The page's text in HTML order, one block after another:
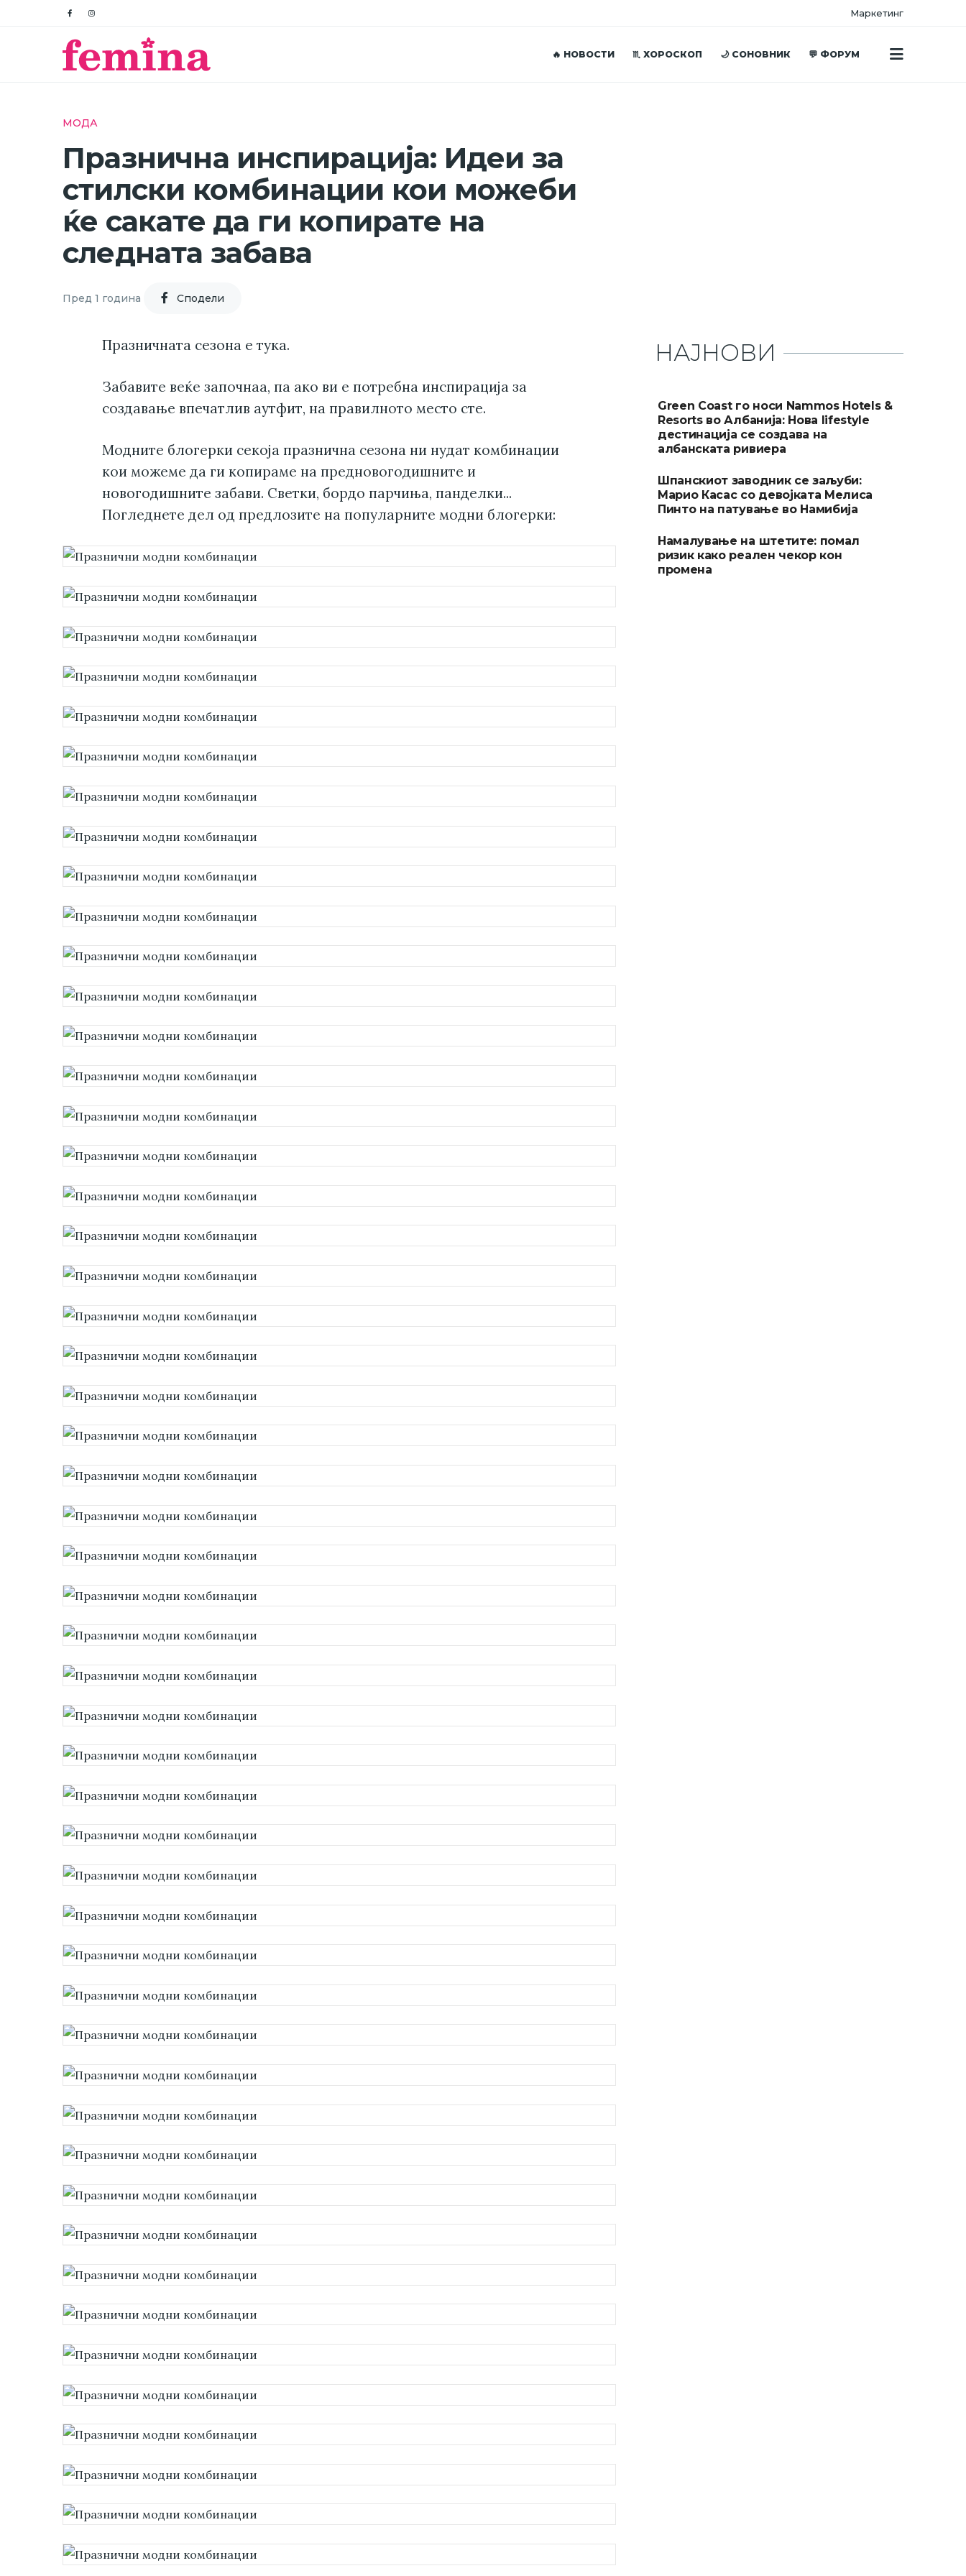
Маркетинг
🔥 НОВОСТИ ♏ ХОРОСКОП 🌙 СОНОВНИК 💬 ФОРУМ
МОДА
Празнична инспирација: Идеи за
стилски комбинации кои можеби
ќе сакате да ги копирате на
следната забава
Пред 1 година Cподели
Празничната сезона е тука.
Забавите веќе започнаа, па ако ви е потребна инспирација за
создавање впечатлив аутфит, на правилното место сте.
Модните блогерки секоја празнична сезона ни нудат комбинации
кои можеме да ги копираме на предновогодишните и
новогодишните забави. Светки, бордо парчиња, панделки...
Погледнете дел од предлозите на популарните модни блогерки:
НАЈНОВИ
Green Coast го носи Nammos Hotels &
Resorts во Албанија: Нова lifestyle
дестинација се создава на
албанската ривиера
Шпанскиот заводник се заљуби:
Марио Касас со девојката Мелиса
Пинто на патување во Намибија
Намалување на штетите: помал
ризик како реален чекор кон
промена